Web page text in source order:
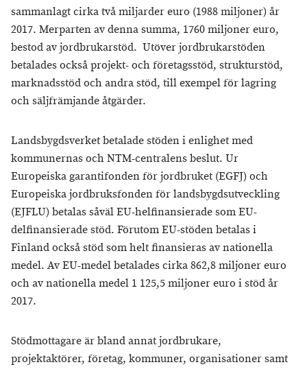
sammanlagt cirka två miljarder euro (1988 miljoner) år
2017. Merparten av denna summa, 1760 miljoner euro,
bestod av jordbrukarstöd. Utöver jordbrukarstöden
betalades också projekt- och företagsstöd, strukturstöd,
marknadsstöd och andra stöd, till exempel för lagring
och säljfrämjande åtgärder.
Landsbygdsverket betalade stöden i enlighet med
kommunernas och NTM-centralens beslut. Ur
Europeiska garantifonden för jordbruket (EGFJ) och
Europeiska jordbruksfonden för landsbygdsutveckling
(EJFLU) betalas såväl EU-helfinansierade som EU-
delfinansierade stöd. Förutom EU-stöden betalas i
Finland också stöd som helt finansieras av nationella
medel. Av EU-medel betalades cirka 862,8 miljoner euro
och av nationella medel 1 125,5 miljoner euro i stöd år
2017.
Stödmottagare är bland annat jordbrukare,
projektaktörer, företag, kommuner, organisationer samt